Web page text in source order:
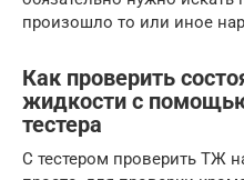
произошло то или иное
Как проверить
жидкости с
тестера
С тестером проверить ТЖ